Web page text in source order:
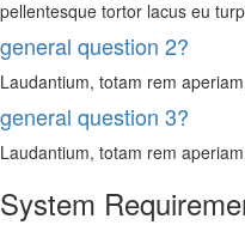
pellentesque tortor lacus eu
general question 2?
Laudantium, totam rem
general question 3?
Laudantium, totam rem
System